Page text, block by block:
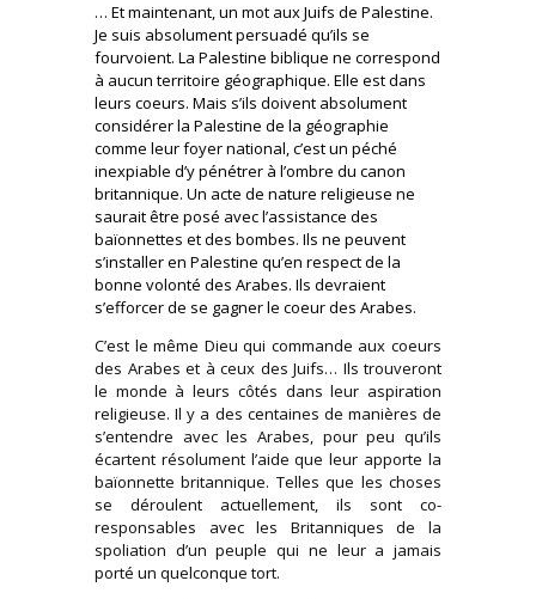
… Et maintenant, un mot aux Juifs de Palestine.
Je suis absolument persuadé qu’ils se
fourvoient. La Palestine biblique ne correspond
à aucun territoire géographique. Elle est dans
leurs coeurs. Mais s’ils doivent absolument
considérer la Palestine de la géographie
comme leur foyer national, c’est un péché
inexpiable d’y pénétrer à l’ombre du canon
britannique. Un acte de nature religieuse ne
saurait être posé avec l’assistance des
baïonnettes et des bombes. Ils ne peuvent
s’installer en Palestine qu’en respect de la
bonne volonté des Arabes. Ils devraient
s’efforcer de se gagner le coeur des Arabes.
C’est le même Dieu qui commande aux coeurs
des Arabes et à ceux des Juifs… Ils trouveront
le monde à leurs côtés dans leur aspiration
religieuse. Il y a des centaines de manières de
s’entendre avec les Arabes, pour peu qu’ils
écartent résolument l’aide que leur apporte la
baïonnette britannique. Telles que les choses
se déroulent actuellement, ils sont co-
responsables avec les Britanniques de la
spoliation d’un peuple qui ne leur a jamais
porté un quelconque tort.